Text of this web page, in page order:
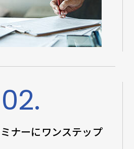
02.
ナーにワンステップ